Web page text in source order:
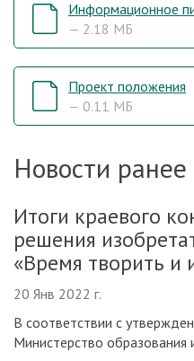
Информационное
— 2.18 МБ
Проект положения
— 0.11 МБ
Новости ранее
Итоги краевого
решения
«Время творить и
20 Янв 2022 г.
В соответствии с
Министерство образования